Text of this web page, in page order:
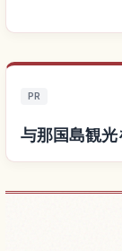
PR
与那国島観